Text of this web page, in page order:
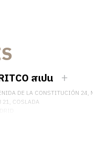
สเปน
DE LA CONSTITUCIÓN 24,
21, COSLADA